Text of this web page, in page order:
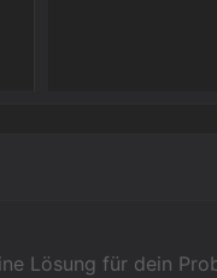
Lösung für dein